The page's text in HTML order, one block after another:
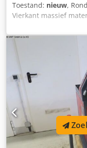
Toestand: nieuw,
Vierkant massief
5 (800) mm T-staal -
Asdiameter 50 mm
benodigd vermogen
Benodigde ruimte ca.
Etemsrf
voor rechts-/
digitale display -
standaardwalsen - 2
hydraulisch
verticale werkwijze -